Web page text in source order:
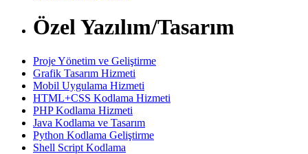
Özel Yazılım/Tasarım
Proje Yönetim ve Geliştirme
Grafik Tasarım Hizmeti
Mobil Uygulama Hizmeti
HTML+CSS Kodlama Hizmeti
PHP Kodlama Hizmeti
Java Kodlama ve Tasarım
Python Kodlama Geliştirme
Shell Script Kodlama